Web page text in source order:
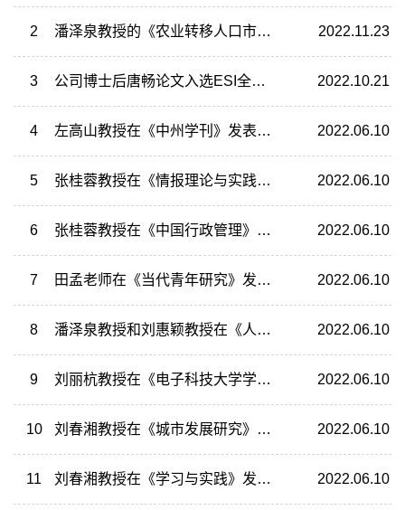
2 潘泽泉教授的《农业转移人口市民化转型：理论与中国经验》正式出版发行 2022.11.23
3 公司博士后唐畅论文入选ESI全球Top 1%高被引论文和热点论文 2022.10.21
4 左高山教授在《中州学刊》发表《论相对剥夺与共同富裕的关系》 2022.06.10
5 张桂蓉教授在《情报理论与实践》发表《应急情报协同失灵模型研究》 2022.06.10
6 张桂蓉教授在《中国行政管理》发表《自然灾害跨省域应急协同的生成逻辑》 2022.06.10
7 田孟老师在《当代青年研究》发表《被锁定的婚姻——郊区女性婚姻现象的社会学研究》 2022.06.10
8 潘泽泉教授和刘惠颖教授在《人口与发展》发表《社区环境对中国老年人认知衰退轨迹的影响及其队列差异——基于“时点-个人-社区”多层次增长模型的实证研究》 2022.06.10
9 刘丽杭教授在《电子科技大学学报(社科版)》发表《产学研合作中信任对知识转移影响的仿真研究》 2022.06.10
10 刘春湘教授在《城市发展研究》发表《社会组织参与城市社区治理的正式制度嵌入性分析》 2022.06.10
11 刘春湘教授在《学习与实践》发表《社会组织制度执行环境的结构维度、现实困境及优化路径》 2022.06.10